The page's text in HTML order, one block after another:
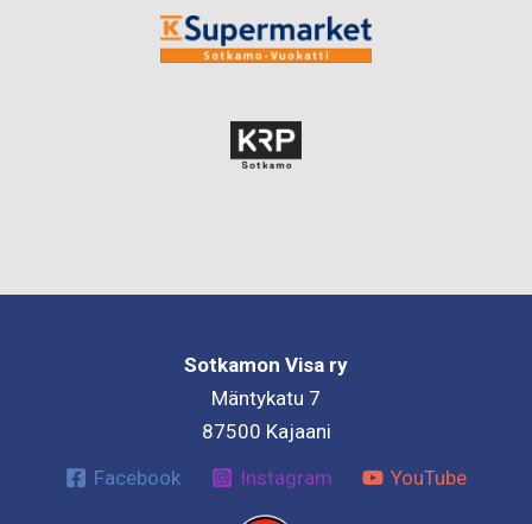
Sotkamon Visa ry
Mäntykatu 7
87500 Kajaani
Facebook
Instagram YouTube